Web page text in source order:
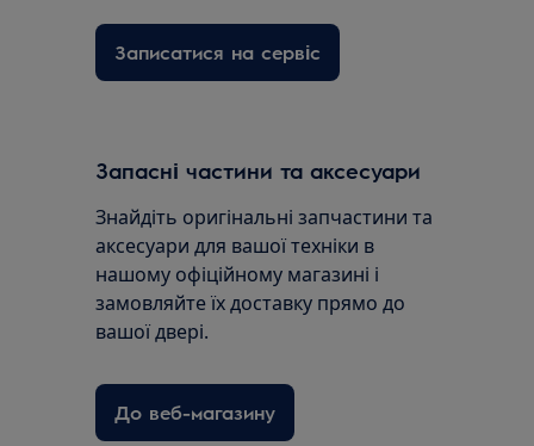
Записатися на сервіс
Запасні частини та аксесуари
Знайдіть оригінальні запчастини та
аксесуари для вашої техніки в
нашому офіційному магазині і
замовляйте їх доставку прямо до
вашої двері.
До веб-магазину